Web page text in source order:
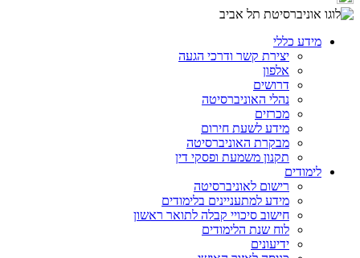
מידע כללי
יצירת קשר ודרכי הגעה
אלפון
דרושים
נהלי האוניברסיטה
מכרזים
מידע לשעת חירום
מבקרת האוניברסיטה
תקנון משמעת ופסקי דין
לימודים
רישום לאוניברסיטה
מידע למתעניינים בלימודים
חישוב סיכויי קבלה לתואר ראשון
לוח שנת הלימודים
ידיעונים